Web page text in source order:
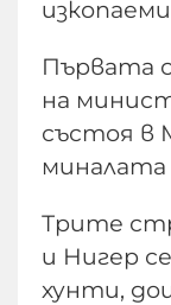
Първата
на
състоя в
миналата
Трите
и Нигер
хунти,